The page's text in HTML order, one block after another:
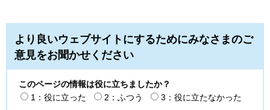
より良いウェブサイトにするためにみなさまのご
意見をお聞かせください
このページの情報は役に立ちましたか？
1：役に立った
2：ふつう
3：役に立たなかった